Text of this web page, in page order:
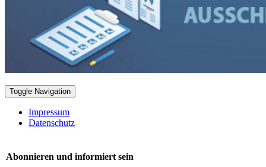
Toggle Navigation
Impressum
Datenschutz
Abonnieren und informiert sein